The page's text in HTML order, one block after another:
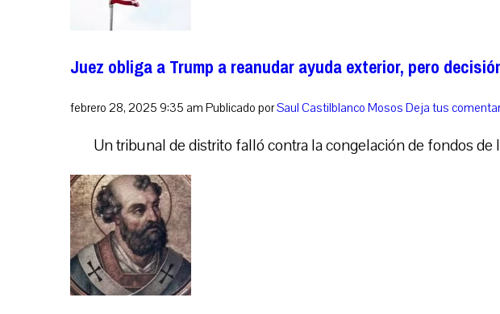
Juez obliga a Trump a reanudar ayuda exterior, pero
febrero 28, 2025 9:35 am Publicado porSaul Castilblanco Mosos Deja tus
Un tribunal de distrito falló contra la congelación de fondos